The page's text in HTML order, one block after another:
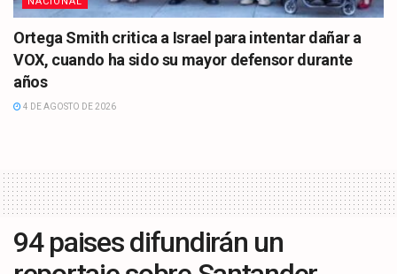
Ortega Smith critica a Israel para intentar dañar a
VOX, cuando ha sido su mayor defensor durante
años
4 DE AGOSTO DE 2026
94 paises difundirán un